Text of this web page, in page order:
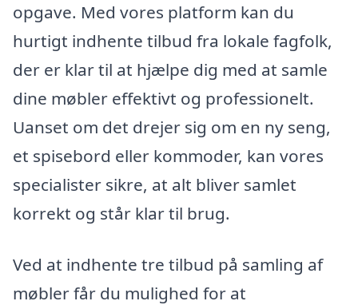
opgave. Med vores platform kan du
hurtigt indhente tilbud fra lokale fagfolk,
der er klar til at hjælpe dig med at samle
dine møbler effektivt og professionelt.
Uanset om det drejer sig om en ny seng,
et spisebord eller kommoder, kan vores
specialister sikre, at alt bliver samlet
korrekt og står klar til brug.
Ved at indhente tre tilbud på samling af
møbler får du mulighed for at